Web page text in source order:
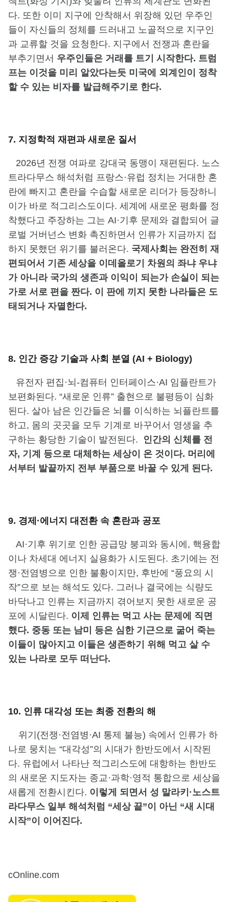
다. 또한 이미 지구에 안착해서 위장해 있던 우주인
들이 자신들의 정체를 드러내고 노골적으로 지구인
과 교류할 것을 요청한다. 지구에서 전쟁과 혼란을
부추기면서 우주인들은 거래를 트기 시작한다. 트럼
프는 이것을 미리 알았다는듯 미국에 외계인이 정착
할 수 있는 비자를 발급해주기로 한다.
7. 지정학적 재편과 새로운 질서
2026년 전쟁 여파로 강대국 동맹이 재편된다. 노스
트라다무스 해석처럼 프랑스·유럽 정치는 거대한 혼
란에 빠지고 혼란을 수습할 새로운 리더가 등장하니
이가 바로 적그리스도이다. 세계에 새로운 평화를 정
착했다고 주장하는 그는 AI·기후 문제와 결합되어 글
로벌 거버넌스 변화 촉진하면서 인류가 지금까지 접
하지 못했던 위기를 불러온다. 국제사회는 완전히 재
편되어서 기존 세상을 이데올로기 차원의 좌냐 우냐
가 아니라 국가의 생존과 이익이 되는가 손실이 되는
가로 서로 편을 짠다. 이 판에 끼지 못한 나라들은 도
태되거나 자멸한다.
8. 인간 증강 기술과 사회 분열 (AI + Biology)
유전자 편집·뇌-컴퓨터 인터페이스·AI 임플란트가
보편화된다. “새로운 인류” 출현으로 불평등이 심화
된다. 살아 남은 인간들은 뇌를 이식하는 뇌플란트를
하고, 몸의 곳곳을 모두 기계로 바꾸어서 영생을 추
구하는 황당한 기술이 발전된다. 인간의 신체를 전
자, 기계 등으로 대체하는 세상이 온 것이다. 머리에
서부터 발끝까지 전부 부품으로 바꿀 수 있게 된다.
9. 경제·에너지 대전환 속 혼란과 공포
AI·기후 위기로 인한 공급망 붕괴와 동시에, 핵융합
이나 차세대 에너지 실용화가 시도된다. 초기에는 전
쟁·전염병으로 인한 불황이지만, 후반에 “풍요의 시
작”으로 보는 해석도 있다. 그러나 결국에는 식량도
바닥나고 인류는 지금까지 겪어보지 못한 새로운 공
포에 시달린다. 이제 인류는 먹고 사는 문제에 직면
했다. 중동 또는 남미 등은 심한 기근으로 굶어 죽는
이들이 많아지고 이들은 생존하기 위해 먹고 살 수
있는 나라로 모두 떠난다.
10. 인류 대각성 또는 최종 전환의 해
위기(전쟁·전염병·AI 통제 불능) 속에서 인류가 하
나로 뭉치는 “대각성”의 시대가 한반도에서 시작된
다. 유럽에서 나타난 적그리스도에 대항하는 한반도
의 새로운 지도자는 종교·과학·영적 통합으로 세상을
새롭게 전환시킨다. 이렇게 되면서 성 말라키·노스트
라다무스 일부 해석처럼 “세상 끝”이 아닌 “새 시대
시작”이 이어진다.
cOnline.com